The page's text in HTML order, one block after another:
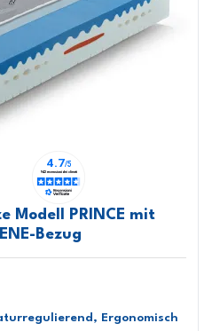
Modell PRINCE mit
Bezug
Ergonomisch